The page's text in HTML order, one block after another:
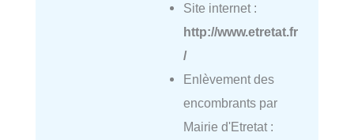
Site internet :
http://www.etretat.fr
/
Enlèvement des
encombrants par
Mairie d'Etretat :